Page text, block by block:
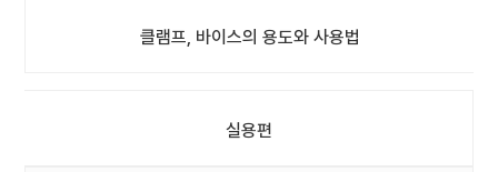
클램프, 바이스의 용도와 사용법
실용편